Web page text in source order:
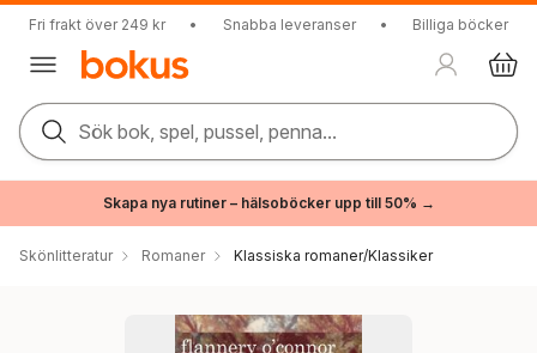
Fri frakt över 249 kr • Snabba leveranser • Billiga böcker
Sök bok, spel, pussel, penna...
Skapa nya rutiner – hälsoböcker upp till 50% →
Skönlitteratur Romaner Klassiska romaner/Klassiker